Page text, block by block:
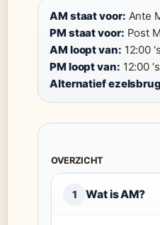
AM staat voor: Ante
PM staat voor: Post
AM loopt van: 12:00
PM loopt van: 12:00
Alternatief
OVERZICHT
1 Wat is AM?